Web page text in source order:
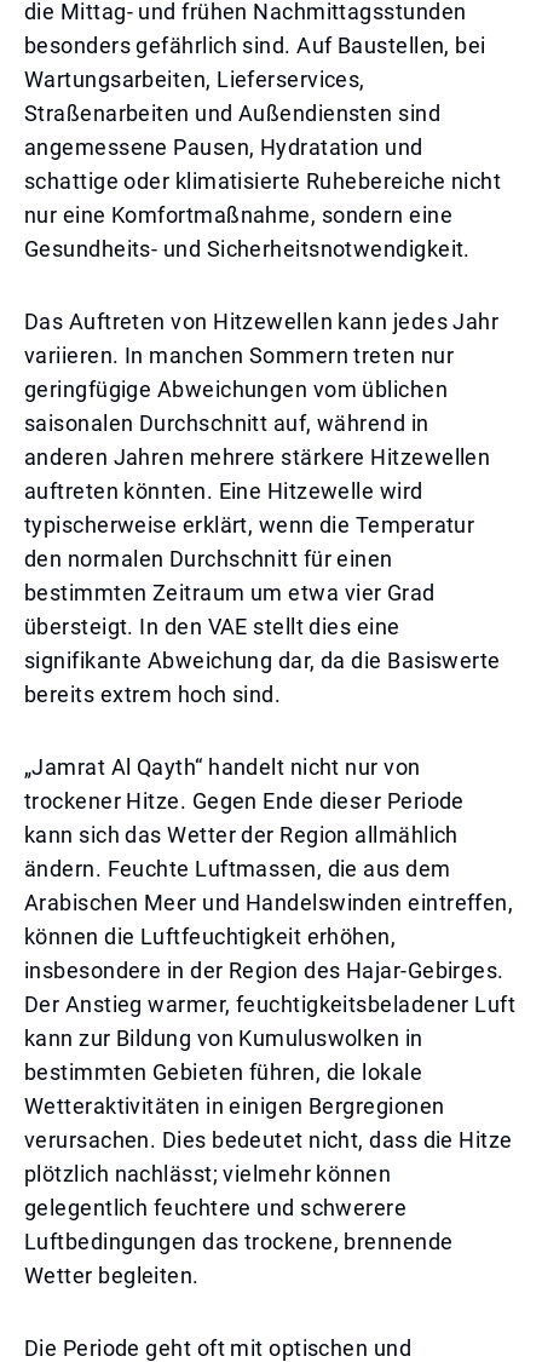
die Mittag- und frühen Nachmittagsstunden
besonders gefährlich sind. Auf Baustellen, bei
Wartungsarbeiten, Lieferservices,
Straßenarbeiten und Außendiensten sind
angemessene Pausen, Hydratation und
schattige oder klimatisierte Ruhebereiche nicht
nur eine Komfortmaßnahme, sondern eine
Gesundheits- und Sicherheitsnotwendigkeit.
Das Auftreten von Hitzewellen kann jedes Jahr
variieren. In manchen Sommern treten nur
geringfügige Abweichungen vom üblichen
saisonalen Durchschnitt auf, während in
anderen Jahren mehrere stärkere Hitzewellen
auftreten könnten. Eine Hitzewelle wird
typischerweise erklärt, wenn die Temperatur
den normalen Durchschnitt für einen
bestimmten Zeitraum um etwa vier Grad
übersteigt. In den VAE stellt dies eine
signifikante Abweichung dar, da die Basiswerte
bereits extrem hoch sind.
„Jamrat Al Qayth“ handelt nicht nur von
trockener Hitze. Gegen Ende dieser Periode
kann sich das Wetter der Region allmählich
ändern. Feuchte Luftmassen, die aus dem
Arabischen Meer und Handelswinden eintreffen,
können die Luftfeuchtigkeit erhöhen,
insbesondere in der Region des Hajar-Gebirges.
Der Anstieg warmer, feuchtigkeitsbeladener Luft
kann zur Bildung von Kumuluswolken in
bestimmten Gebieten führen, die lokale
Wetteraktivitäten in einigen Bergregionen
verursachen. Dies bedeutet nicht, dass die Hitze
plötzlich nachlässt; vielmehr können
gelegentlich feuchtere und schwerere
Luftbedingungen das trockene, brennende
Wetter begleiten.
Die Periode geht oft mit optischen und